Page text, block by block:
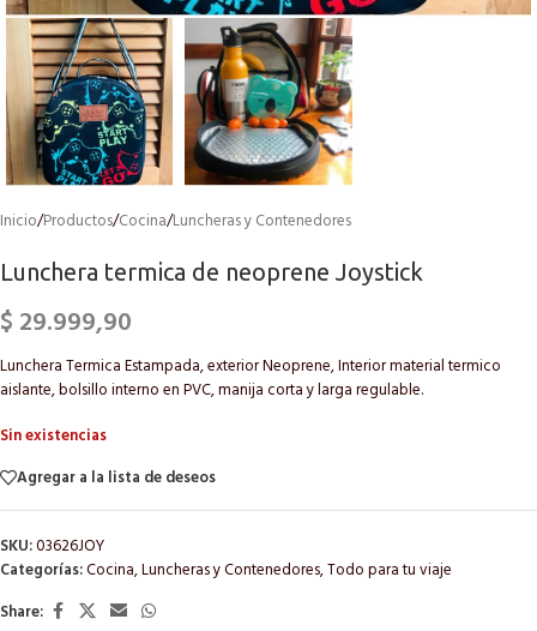
Inicio/Productos/Cocina/Luncheras y Contenedores
Lunchera termica de neoprene Joystick
$ 29.999,90
Lunchera Termica Estampada, exterior Neoprene, Interior material termico
aislante, bolsillo interno en PVC, manija corta y larga regulable.
Sin existencias
Agregar a la lista de deseos
SKU:03626JOY
Categorías:Cocina,Luncheras y Contenedores,Todo para tu viaje
Share: